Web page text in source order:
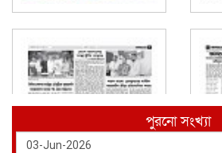
পুরনো সংখ্যা